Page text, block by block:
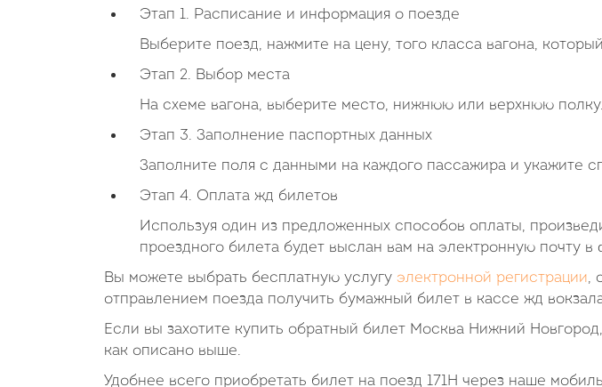
Этап 1. Расписание и информация о поезде
Выберите поезд, нажмите на цену, того класса вагона,
Этап 2. Выбор места
На схеме вагона, выберите место, нижнюю или верхнюю полку.
Этап 3. Заполнение паспортных данных
Заполните поля с данными на каждого пассажира и укажите
Этап 4. Оплата жд билетов
Используя один из предложенных способов оплаты,
проездного билета будет выслан вам на электронную почту
Вы можете выбрать бесплатную услугу электронной регистрации,
отправлением поезда получить бумажный билет в кассе жд
Если вы захотите купить обратный билет Москва Нижний
как описано выше.
Удобнее всего приобретать билет на поезд 171Н через наше